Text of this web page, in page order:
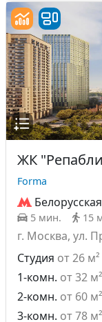
ЖК
Forma
Белорусская
5 мин. 15
г. Москва, ул.
Студия от 26 м²
1-комн. от 32 м²
2-комн. от 60 м²
3-комн. от 78 м²